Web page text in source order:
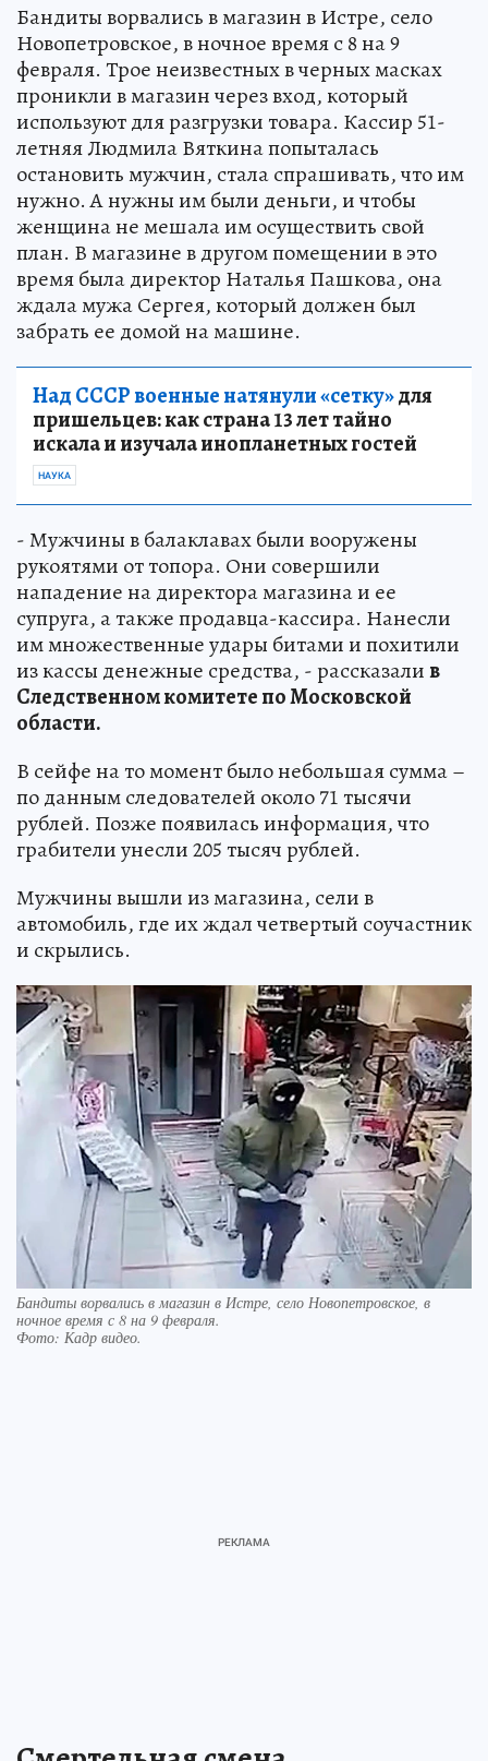
Бандиты ворвались в магазин в Истре, село
Новопетровское, в ночное время с 8 на 9
февраля. Трое неизвестных в черных масках
проникли в магазин через вход, который
используют для разгрузки товара. Кассир 51-
летняя Людмила Вяткина попыталась
остановить мужчин, стала спрашивать, что им
нужно. А нужны им были деньги, и чтобы
женщина не мешала им осуществить свой
план. В магазине в другом помещении в это
время была директор Наталья Пашкова, она
ждала мужа Сергея, который должен был
забрать ее домой на машине.
Над СССР военные натянули «сетку»для
пришельцев: как страна 13 лет тайно
искала и изучала инопланетных гостей
НАУКА
- Мужчины в балаклавах были вооружены
рукоятями от топора. Они совершили
нападение на директора магазина и ее
супруга, а также продавца-кассира. Нанесли
им множественные удары битами и похитили
из кассы денежные средства, - рассказалив
Следственном комитете по Московской
области.
В сейфе на то момент было небольшая сумма –
по данным следователей около 71 тысячи
рублей. Позже появилась информация, что
грабители унесли 205 тысяч рублей.
Мужчины вышли из магазина, сели в
автомобиль, где их ждал четвертый соучастник
и скрылись.
Бандиты ворвались в магазин в Истре, село Новопетровское, в
ночное время с 8 на 9 февраля.
Фото: Кадр видео.